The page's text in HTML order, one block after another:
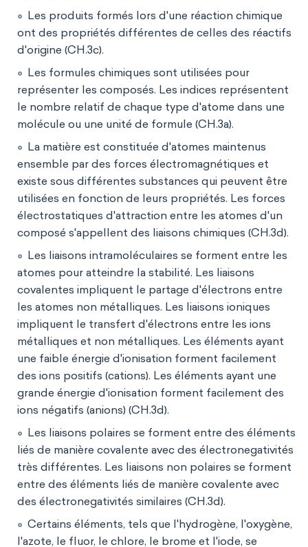
Les produits formés lors d'une réaction chimique
ont des propriétés différentes de celles des réactifs
d'origine (CH.3c).
Les formules chimiques sont utilisées pour
représenter les composés. Les indices représentent
le nombre relatif de chaque type d'atome dans une
molécule ou une unité de formule (CH.3a).
La matière est constituée d'atomes maintenus
ensemble par des forces électromagnétiques et
existe sous différentes substances qui peuvent être
utilisées en fonction de leurs propriétés. Les forces
électrostatiques d'attraction entre les atomes d'un
composé s'appellent des liaisons chimiques (CH.3d).
Les liaisons intramoléculaires se forment entre les
atomes pour atteindre la stabilité. Les liaisons
covalentes impliquent le partage d'électrons entre
les atomes non métalliques. Les liaisons ioniques
impliquent le transfert d'électrons entre les ions
métalliques et non métalliques. Les éléments ayant
une faible énergie d'ionisation forment facilement
des ions positifs (cations). Les éléments ayant une
grande énergie d'ionisation forment facilement des
ions négatifs (anions) (CH.3d).
Les liaisons polaires se forment entre des éléments
liés de manière covalente avec des électronegativités
très différentes. Les liaisons non polaires se forment
entre des éléments liés de manière covalente avec
des électronegativités similaires (CH.3d).
Certains éléments, tels que l'hydrogène, l'oxygène,
l'azote, le fluor, le chlore, le brome et l'iode, se